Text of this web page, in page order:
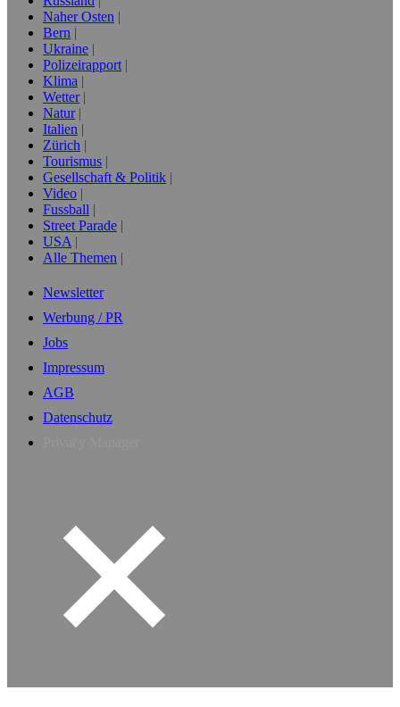
Naher Osten
Bern
Ukraine
Polizeirapport
Klima
Wetter
Natur
Italien
Zürich
Tourismus
Gesellschaft & Politik
Video
Fussball
Street Parade
USA
Alle Themen
Newsletter
Werbung / PR
Jobs
Impressum
AGB
Datenschutz